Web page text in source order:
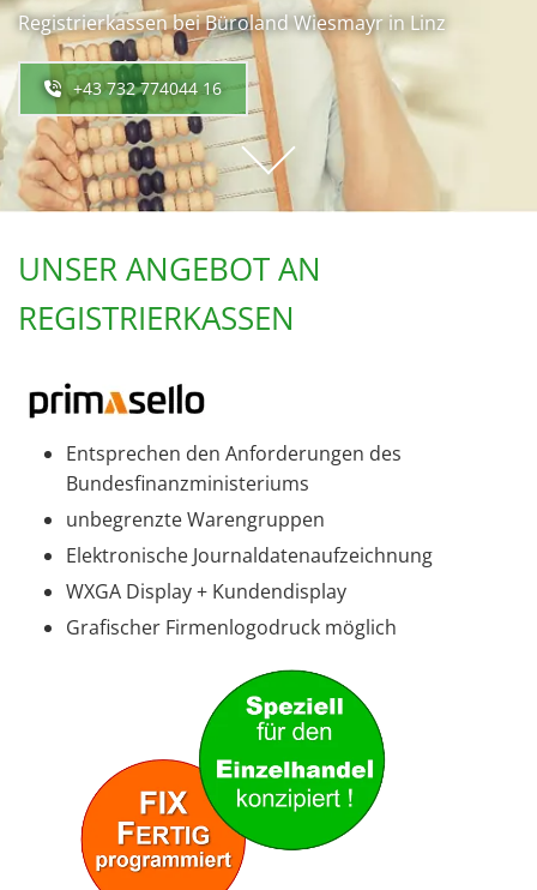
Registrierkassen bei Büroland Wiesmayr in Linz
+43 732 774044 16
UNSER ANGEBOT AN
REGISTRIERKASSEN
Entsprechen den Anforderungen des
Bundesfinanzministeriums
unbegrenzte Warengruppen
Elektronische Journaldatenaufzeichnung
WXGA Display + Kundendisplay
Grafischer Firmenlogodruck möglich